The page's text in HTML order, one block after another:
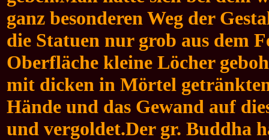
ganz besonderen Weg der
die Statuen nur grob aus dem
Oberfläche kleine Löcher
mit dicken in Mörtel
Hände und das Gewand auf
und vergoldet.Der gr. Buddha